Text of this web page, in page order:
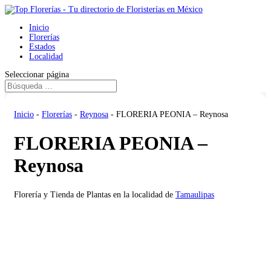
Inicio
Florerías
Estados
Localidad
Seleccionar página
Inicio - Florerías - Reynosa - FLORERIA PEONIA – Reynosa
FLORERIA PEONIA –
Reynosa
Florería y Tienda de Plantas en la localidad de Tamaulipas